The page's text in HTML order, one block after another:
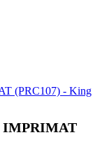
(PRC107) - King
IMPRIMAT